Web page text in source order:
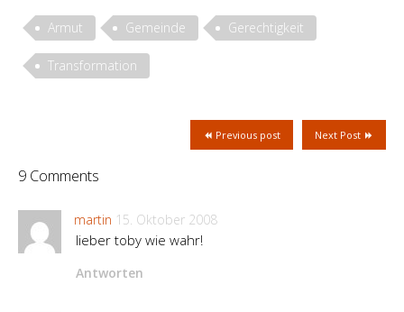
Armut Gemeinde Gerechtigkeit
Transformation
Next Post
Previous post
9 Comments
martin 15. Oktober 2008
lieber toby wie wahr!
Antworten